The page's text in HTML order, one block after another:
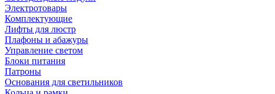
Электротовары
Комплектующие
Лифты для люстр
Плафоны и абажуры
Управление светом
Блоки питания
Патроны
Основания для светильников